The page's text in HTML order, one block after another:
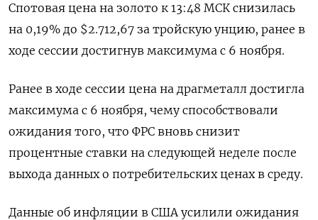
Спотовая цена на золото к 13:48 МСК снизилась
на 0,19% до $2.712,67​ за тройскую унцию, ранее в
ходе сессии достигнув максимума с 6 ноября.
Ранее в ходе сессии цена на драгметалл достигла
максимума с 6 ноября, чему способствовали
ожидания того, что ФРС вновь снизит
процентные ставки на следующей неделе после
выхода данных о потребительских ценах в среду.
Данные об инфляции в США усилили ожидания